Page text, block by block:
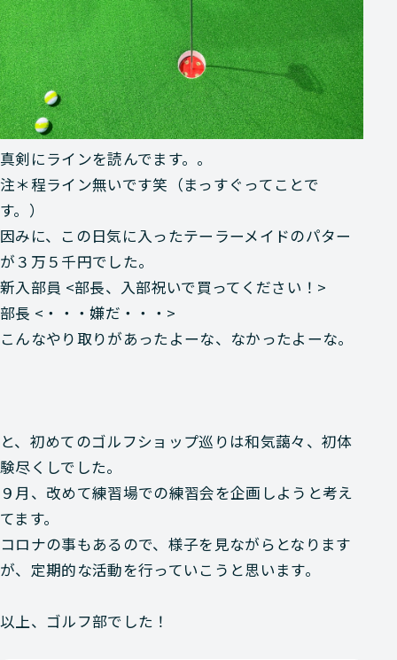
真剣にラインを読んでます。。
注＊程ライン無いです笑（まっすぐってことで
す。）
因みに、この日気に入ったテーラーメイドのパター
が３万５千円でした。
新入部員 <部長、入部祝いで買ってください！>
部長 <・・・嫌だ・・・>
こんなやり取りがあったよーな、なかったよーな。
と、初めてのゴルフショップ巡りは和気藹々、初体
験尽くしでした。
９月、改めて練習場での練習会を企画しようと考え
てます。
コロナの事もあるので、様子を見ながらとなります
が、定期的な活動を行っていこうと思います。
以上、ゴルフ部でした！